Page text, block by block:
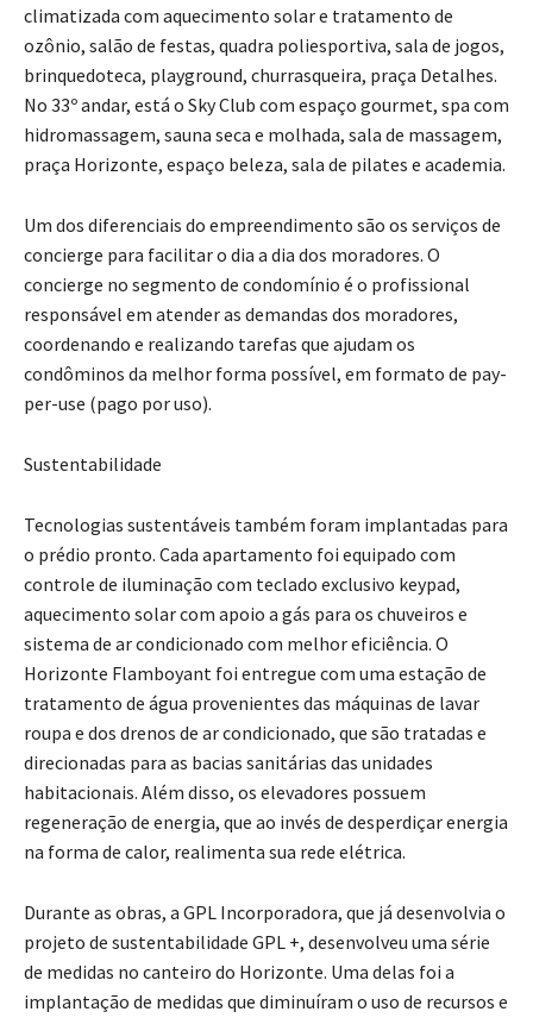
climatizada com aquecimento solar e tratamento de
ozônio, salão de festas, quadra poliesportiva, sala de jogos,
brinquedoteca, playground, churrasqueira, praça Detalhes.
No 33º andar, está o Sky Club com espaço gourmet, spa com
hidromassagem, sauna seca e molhada, sala de massagem,
praça Horizonte, espaço beleza, sala de pilates e academia.
Um dos diferenciais do empreendimento são os serviços de
concierge para facilitar o dia a dia dos moradores. O
concierge no segmento de condomínio é o profissional
responsável em atender as demandas dos moradores,
coordenando e realizando tarefas que ajudam os
condôminos da melhor forma possível, em formato de pay-
per-use (pago por uso).
Sustentabilidade
Tecnologias sustentáveis também foram implantadas para
o prédio pronto. Cada apartamento foi equipado com
controle de iluminação com teclado exclusivo keypad,
aquecimento solar com apoio a gás para os chuveiros e
sistema de ar condicionado com melhor eficiência. O
Horizonte Flamboyant foi entregue com uma estação de
tratamento de água provenientes das máquinas de lavar
roupa e dos drenos de ar condicionado, que são tratadas e
direcionadas para as bacias sanitárias das unidades
habitacionais. Além disso, os elevadores possuem
regeneração de energia, que ao invés de desperdiçar energia
na forma de calor, realimenta sua rede elétrica.
Durante as obras, a GPL Incorporadora, que já desenvolvia o
projeto de sustentabilidade GPL +, desenvolveu uma série
de medidas no canteiro do Horizonte. Uma delas foi a
implantação de medidas que diminuíram o uso de recursos e